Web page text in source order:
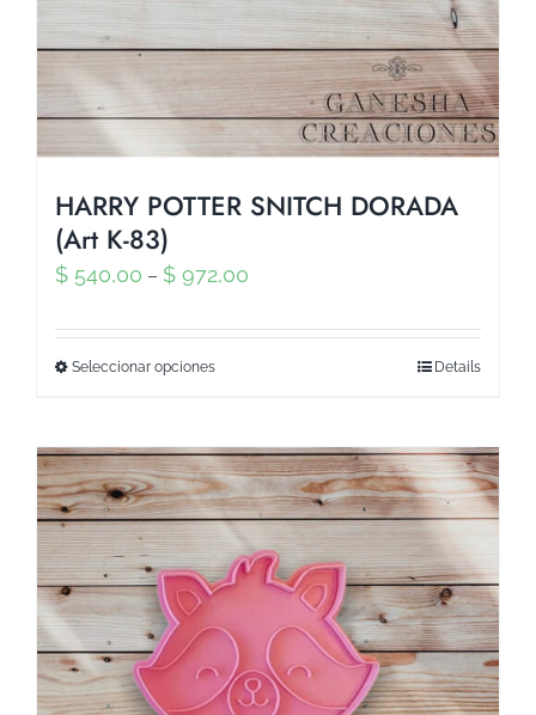
HARRY POTTER SNITCH DORADA
(Art K-83)
$ 540,00 – $ 972,00
Seleccionar opciones Details